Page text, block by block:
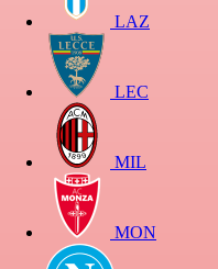
LAZ
LEC
MIL
MON